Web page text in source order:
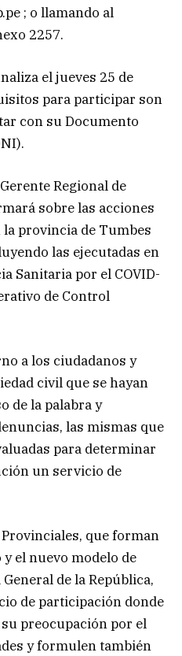
; o llamando al
2257.
el jueves 25 de
para participar son
con su Documento
Regional de
sobre las acciones
provincia de Tumbes
las ejecutadas en
Sanitaria por el COVID-
de Control
a los ciudadanos y
civil que se hayan
de la palabra y
las mismas que
para determinar
un servicio de
que forman
el nuevo modelo de
de la República,
de participación donde
preocupación por el
y formulen también